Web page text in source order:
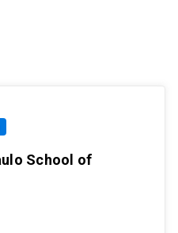
School of